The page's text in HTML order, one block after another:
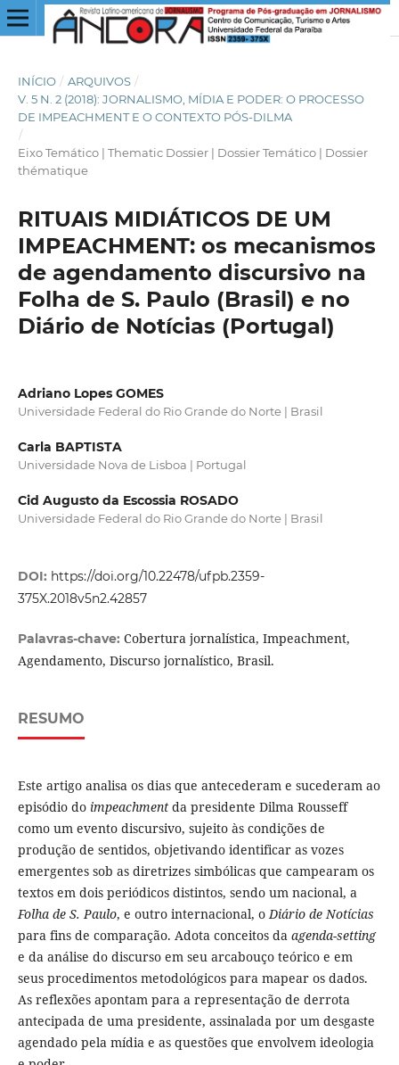
INÍCIO / ARQUIVOS /
V. 5 N. 2 (2018): JORNALISMO, MÍDIA E PODER: O PROCESSO
DE IMPEACHMENT E O CONTEXTO PÓS-DILMA
/
Eixo Temático | Thematic Dossier | Dossier Temático | Dossier
thématique
RITUAIS MIDIÁTICOS DE UM
IMPEACHMENT: os mecanismos
de agendamento discursivo na
Folha de S. Paulo (Brasil) e no
Diário de Notícias (Portugal)
Adriano Lopes GOMES
Universidade Federal do Rio Grande do Norte | Brasil
Carla BAPTISTA
Universidade Nova de Lisboa | Portugal
Cid Augusto da Escossia ROSADO
Universidade Federal do Rio Grande do Norte | Brasil
DOI: https://doi.org/10.22478/ufpb.2359-
375X.2018v5n2.42857
Palavras-chave: Cobertura jornalística, Impeachment,
Agendamento, Discurso jornalístico, Brasil.
RESUMO
Este artigo analisa os dias que antecederam e sucederam ao
episódio do impeachment da presidente Dilma Rousseff
como um evento discursivo, sujeito às condições de
produção de sentidos, objetivando identificar as vozes
emergentes sob as diretrizes simbólicas que campearam os
textos em dois periódicos distintos, sendo um nacional, a
Folha de S. Paulo, e outro internacional, oDiário de Notícias
para fins de comparação. Adota conceitos da agenda-setting
e da análise do discurso em seu arcabouço teórico e em
seus procedimentos metodológicos para mapear os dados.
As reflexões apontam para a representação de derrota
antecipada de uma presidente, assinalada por um desgaste
agendado pela mídia e as questões que envolvem ideologia